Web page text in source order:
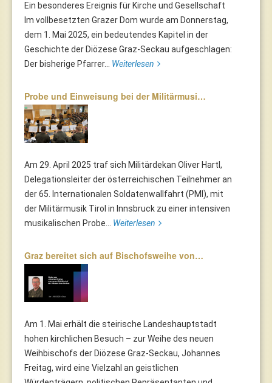
Ein besonderes Ereignis für Kirche und Gesellschaft
Im vollbesetzten Grazer Dom wurde am Donnerstag,
dem 1. Mai 2025, ein bedeutendes Kapitel in der
Geschichte der Diözese Graz-Seckau aufgeschlagen:
Der bisherige Pfarrer... Weiterlesen
Probe und Einweisung bei der Militärmusi…
Am 29. April 2025 traf sich Militärdekan Oliver Hartl,
Delegationsleiter der österreichischen Teilnehmer an
der 65. Internationalen Soldatenwallfahrt (PMI), mit
der Militärmusik Tirol in Innsbruck zu einer intensiven
musikalischen Probe... Weiterlesen
Graz bereitet sich auf Bischofsweihe von…
Am 1. Mai erhält die steirische Landeshauptstadt
hohen kirchlichen Besuch – zur Weihe des neuen
Weihbischofs der Diözese Graz-Seckau, Johannes
Freitag, wird eine Vielzahl an geistlichen